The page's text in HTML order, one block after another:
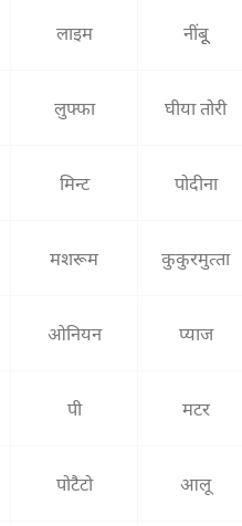
लाइम नींबूू
लुफ्फा घीया तोरी
मिन्‍ट पोदीना
मशरूम कुकुरमुत्‍ता
ओनियन प्‍याज
पी मटर
पोटैटो आलू